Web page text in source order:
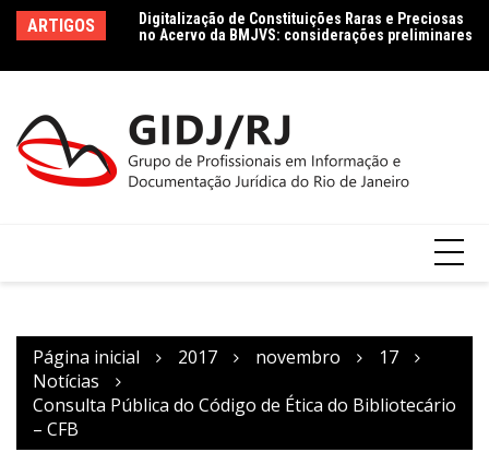
paraARTIGOS
Digitalização de Constituições Raras e Preciosas
no Acervo da BMJVS: considerações preliminares
Informação: conceito e tipologia com vistas à
Página inicial 2017 novembro
17
Notícias
Consulta Pública do Código de Ética do Bibliotecário
– CFB